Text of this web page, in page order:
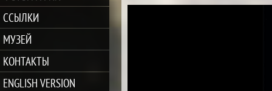
ССЫЛКИ
МУЗЕЙ
КОНТАКТЫ
ENGLISH VERSION